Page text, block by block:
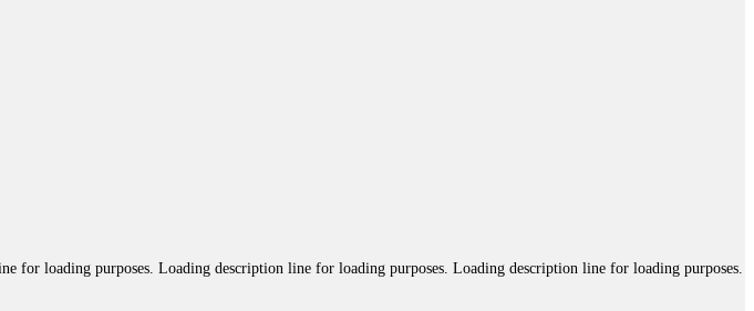
loading purposes. Loading description line for loading purposes. Loading description line for loading purposes.